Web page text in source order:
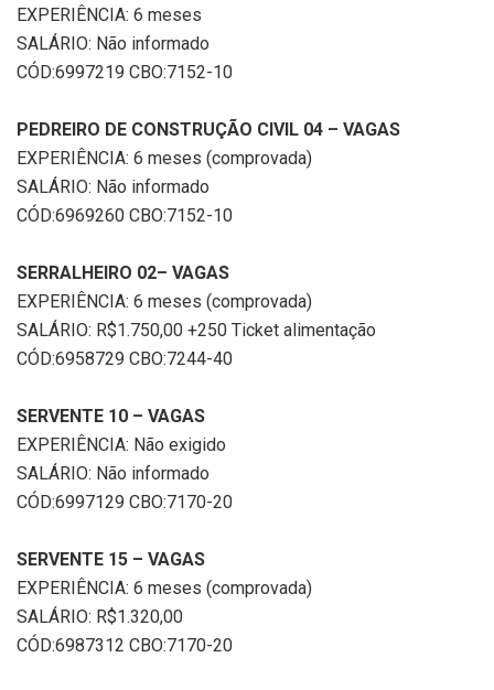
EXPERIÊNCIA: 6 meses
SALÁRIO: Não informado
CÓD:6997219 CBO:7152-10
PEDREIRO DE CONSTRUÇÃO CIVIL 04 – VAGAS
EXPERIÊNCIA: 6 meses (comprovada)
SALÁRIO: Não informado
CÓD:6969260 CBO:7152-10
SERRALHEIRO 02– VAGAS
EXPERIÊNCIA: 6 meses (comprovada)
SALÁRIO: R$1.750,00 +250 Ticket alimentação
CÓD:6958729 CBO:7244-40
SERVENTE 10 – VAGAS
EXPERIÊNCIA: Não exigido
SALÁRIO: Não informado
CÓD:6997129 CBO:7170-20
SERVENTE 15 – VAGAS
EXPERIÊNCIA: 6 meses (comprovada)
SALÁRIO: R$1.320,00
CÓD:6987312 CBO:7170-20